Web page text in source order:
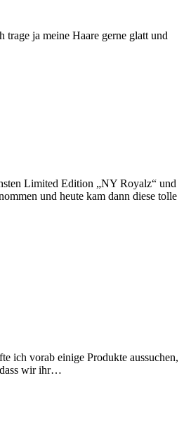
ja meine Haare gerne glatt und
Limited Edition „NY Royalz“ und
und heute kam dann diese tolle
ich vorab einige Produkte aussuchen,
dass wir ihr…